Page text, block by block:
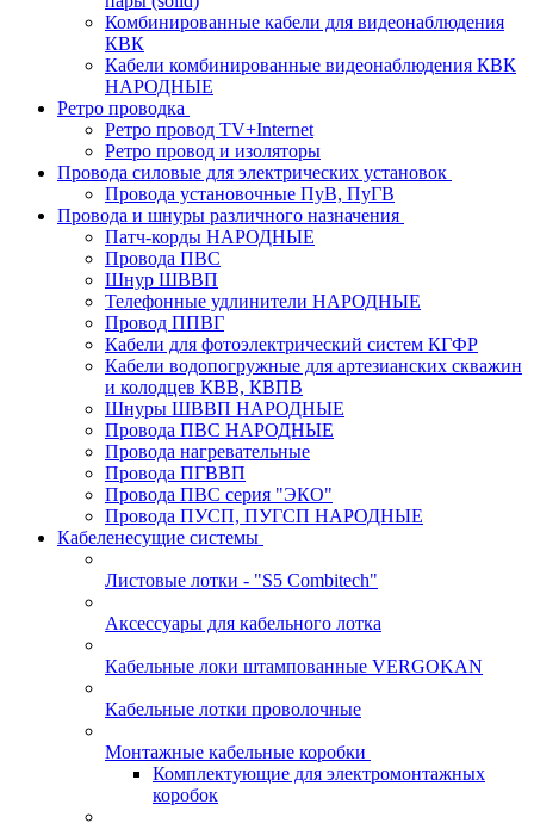
Комбинированные кабели для видеонаблюдения
КВК
Кабели комбинированные видеонаблюдения КВК
НАРОДНЫЕ
Ретро проводка
Ретро провод TV+Internet
Ретро провод и изоляторы
Провода силовые для электрических установок
Провода установочные ПуВ, ПуГВ
Провода и шнуры различного назначения
Патч-корды НАРОДНЫЕ
Провода ПВС
Шнур ШВВП
Телефонные удлинители НАРОДНЫЕ
Провод ППВГ
Кабели для фотоэлектрический систем КГФР
Кабели водопогружные для артезианских скважин
и колодцев КВВ, КВПВ
Шнуры ШВВП НАРОДНЫЕ
Провода ПВС НАРОДНЫЕ
Провода нагревательные
Провода ПГВВП
Провода ПВС серия "ЭКО"
Провода ПУСП, ПУГСП НАРОДНЫЕ
Кабеленесущие системы
Листовые лотки - "S5 Combitech"
Аксессуары для кабельного лотка
Кабельные локи штампованные VERGOKAN
Кабельные лотки проволочные
Монтажные кабельные коробки
Комплектующие для электромонтажных
коробок